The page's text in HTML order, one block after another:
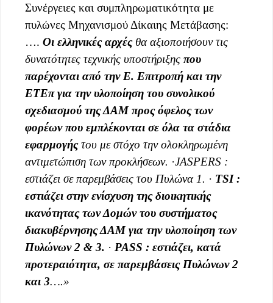
Συνέργειες και συμπληρωματικότητα με
πυλώνες Μηχανισμού Δίκαιης Μετάβασης:
…. Οι ελληνικές αρχές θα αξιοποιήσουν τις
δυνατότητες τεχνικής υποστήριξης που
παρέχονται από την Ε. Επιτροπή και την
ΕΤΕπγια την υλοποίηση του συνολικού
σχεδιασμού της ΔΑΜ προς όφελος των
φορέων που εμπλέκονται σε όλα τα στάδια
εφαρμογήςτου με στόχο την ολοκληρωμένη
αντιμετώπιση των προκλήσεων. ·JASPERS :
εστιάζει σε παρεμβάσεις του Πυλώνα 1. · TSI :
εστιάζει στην ενίσχυση της διοικητικής
ικανότητας των Δομών του συστήματος
διακυβέρνησης ΔΑΜ για την υλοποίηση των
Πυλώνων 2 & 3. · PASS : εστιάζει, κατά
προτεραιότητα, σε παρεμβάσεις Πυλώνων 2
και 3….»